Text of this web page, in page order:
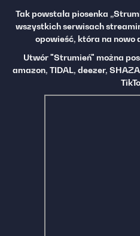
Tak powstała piosenka
wszystkich serwisach
opowieść, która na nowo
Utwór "Strumień" można
amazon, TIDAL, deezer,